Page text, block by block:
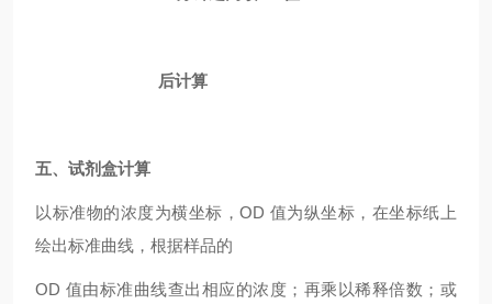
后计算
五、试剂盒计算
以标准物的浓度为横坐标，OD 值为纵坐标，在坐标纸上
绘出标准曲线，根据样品的
OD 值由标准曲线查出相应的浓度；再乘以稀释倍数；或